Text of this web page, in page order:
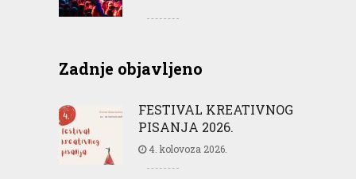
Zadnje objavljeno
FESTIVAL KREATIVNOG
PISANJA 2026.
4. kolovoza 2026.